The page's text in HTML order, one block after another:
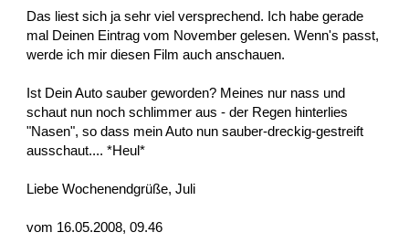
Das liest sich ja sehr viel versprechend. Ich habe gerade
mal Deinen Eintrag vom November gelesen. Wenn's passt,
werde ich mir diesen Film auch anschauen.
Ist Dein Auto sauber geworden? Meines nur nass und
schaut nun noch schlimmer aus - der Regen hinterlies
"Nasen", so dass mein Auto nun sauber-dreckig-gestreift
ausschaut.... *Heul*
Liebe Wochenendgrüße, Juli
vom 16.05.2008, 09.46